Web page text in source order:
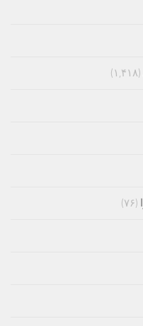
(۱,۴۱۸)
(۷۶)